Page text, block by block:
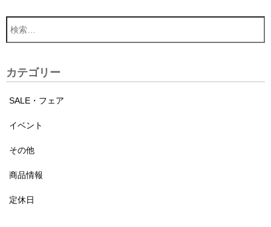
カテゴリー
SALE・フェア
イベント
その他
商品情報
定休日